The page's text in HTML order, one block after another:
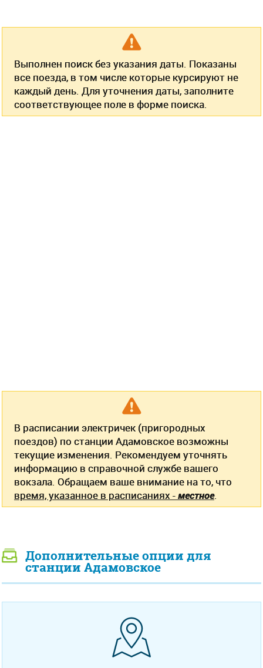
Выполнен поиск без указания даты. Показаны
все поезда, в том числе которые курсируют не
каждый день. Для уточнения даты, заполните
соответствующее поле в форме поиска.
В расписании электричек (пригородных
поездов) по станции Адамовское возможны
текущие изменения. Рекомендуем уточнять
информацию в справочной службе вашего
вокзала. Обращаем ваше внимание на то, что
время, указанное в расписаниях -местное.
Дополнительные опции для
станции Адамовское